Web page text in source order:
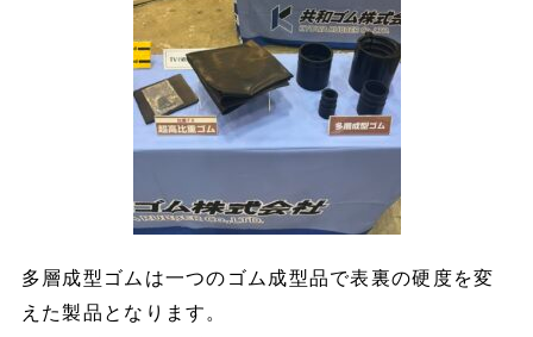
多層成型ゴムは一つのゴム成型品で表裏の硬度を変
えた製品となります。